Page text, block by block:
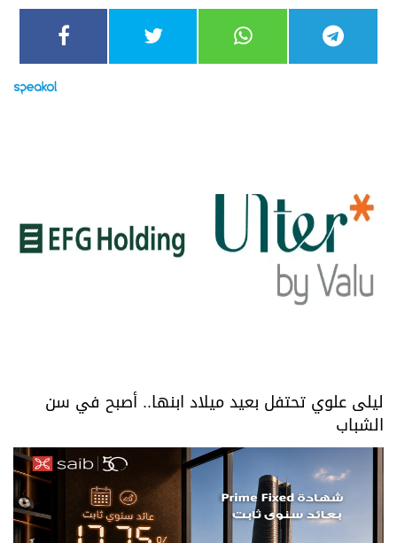
ليلى علوي تحتفل بعيد ميلاد ابنها.. أصبح في سن
الشباب